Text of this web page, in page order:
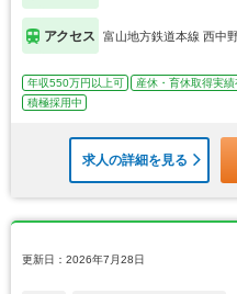
アクセス 富山地方鉄道本線 西中
年収550万円以上可 産休・育休取得実績
積極採用中
求人の詳細を見る
更新日：2026年7月28日